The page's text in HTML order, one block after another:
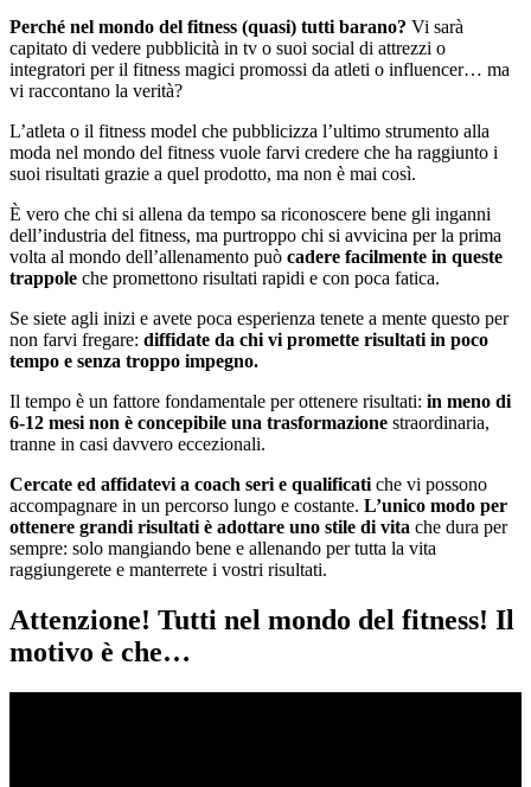
Perché nel mondo del fitness (quasi) tutti barano? Vi sarà
capitato di vedere pubblicità in tv o suoi social di attrezzi o
integratori per il fitness magici promossi da atleti o influencer… ma
vi raccontano la verità?
L’atleta o il fitness model che pubblicizza l’ultimo strumento alla
moda nel mondo del fitness vuole farvi credere che ha raggiunto i
suoi risultati grazie a quel prodotto, ma non è mai così.
È vero che chi si allena da tempo sa riconoscere bene gli inganni
dell’industria del fitness, ma purtroppo chi si avvicina per la prima
volta al mondo dell’allenamento può cadere facilmente in queste
trappole che promettono risultati rapidi e con poca fatica.
Se siete agli inizi e avete poca esperienza tenete a mente questo per
non farvi fregare: diffidate da chi vi promette risultati in poco
tempo e senza troppo impegno.
Il tempo è un fattore fondamentale per ottenere risultati: in meno di
6-12 mesi non è concepibile una trasformazione straordinaria,
tranne in casi davvero eccezionali.
Cercate ed affidatevi a coach seri e qualificati che vi possono
accompagnare in un percorso lungo e costante. L’unico modo per
ottenere grandi risultati è adottare uno stile di vita che dura per
sempre: solo mangiando bene e allenando per tutta la vita
raggiungerete e manterrete i vostri risultati.
Attenzione! Tutti nel mondo del fitness! Il
motivo è che…